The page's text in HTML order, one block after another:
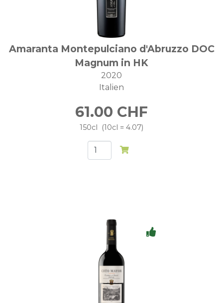
Amaranta Montepulciano d'Abruzzo DOC
Magnum in HK
2020
Italien
61.00 CHF
150cl 10cl = 4.07